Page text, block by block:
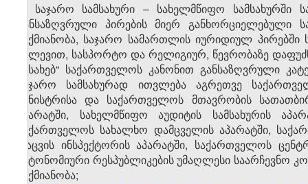
გ) საჯარო სამსახური – სახელმწიფო
განსაზღვრული პირების მიერ განხორციელებული
საქმიანობა, საჯარო სამართლის იურიდიულ
კვლევით, სასპორტო და რელიგიურ, წევრობაზე
შესახებ“ საქართველოს კანონით განსაზღვრული
საჯარო სამსახურად ითვლება აგრეთვე
მინისტრისა და საქართველოს მთავრობის
აპარატში, სახელმწიფო აუდიტის სამსახურის
საქართველოს სახალხო დამცველის აპარატში,
დაცვის ინსპექტორის აპარატში, საქართველოს
ავტონომიური რესპუბლიკების უმაღლესი საარჩევნო
საქმიანობა;